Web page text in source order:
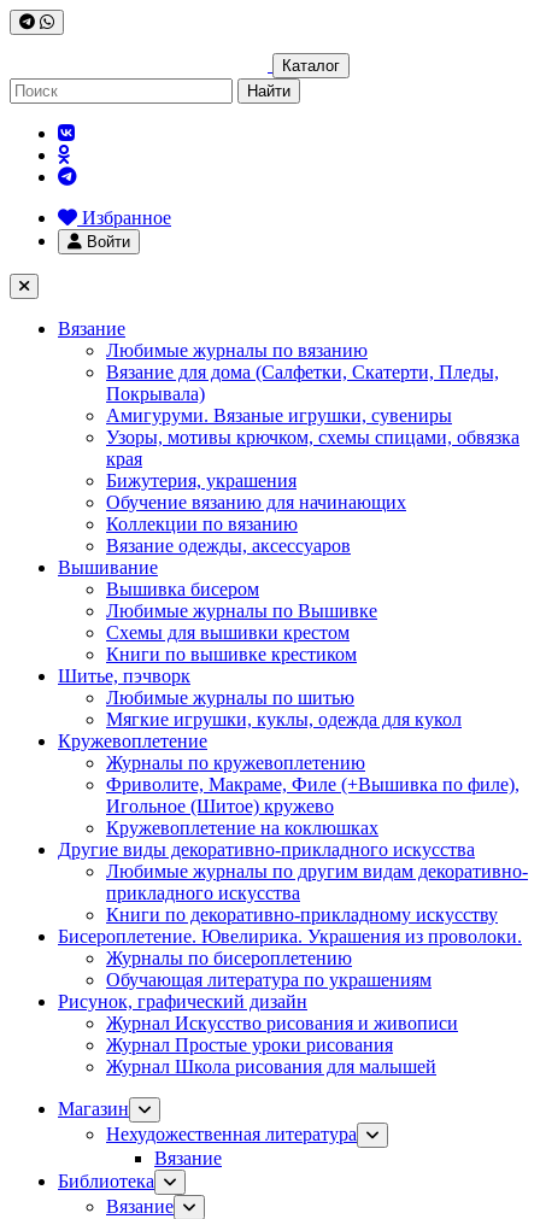
Каталог
Найти
Избранное
Войти
Вязание
Любимые журналы по вязанию
Вязание для дома (Салфетки, Скатерти, Пледы,
Покрывала)
Амигуруми. Вязаные игрушки, сувениры
Узоры, мотивы крючком, схемы спицами, обвязка
края
Бижутерия, украшения
Обучение вязанию для начинающих
Коллекции по вязанию
Вязание одежды, аксессуаров
Вышивание
Вышивка бисером
Любимые журналы по Вышивке
Схемы для вышивки крестом
Книги по вышивке крестиком
Шитье, пэчворк
Любимые журналы по шитью
Мягкие игрушки, куклы, одежда для кукол
Кружевоплетение
Журналы по кружевоплетению
Фриволите, Макраме, Филе (+Вышивка по филе),
Игольное (Шитое) кружево
Кружевоплетение на коклюшках
Другие виды декоративно-прикладного искусства
Любимые журналы по другим видам декоративно-
прикладного искусства
Книги по декоративно-прикладному искусству
Бисероплетение. Ювелирика. Украшения из проволоки.
Журналы по бисероплетению
Обучающая литература по украшениям
Рисунок, графический дизайн
Журнал Искусство рисования и живописи
Журнал Простые уроки рисования
Журнал Школа рисования для малышей
Магазин
Нехудожественная литература
Вязание
Библиотека
Вязание